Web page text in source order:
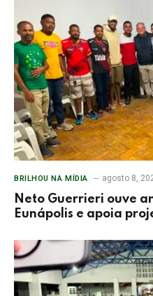
BRILHOU NA MÍDIA agosto 8,
Neto Guerrieri ouve
Eunápolis e apoia